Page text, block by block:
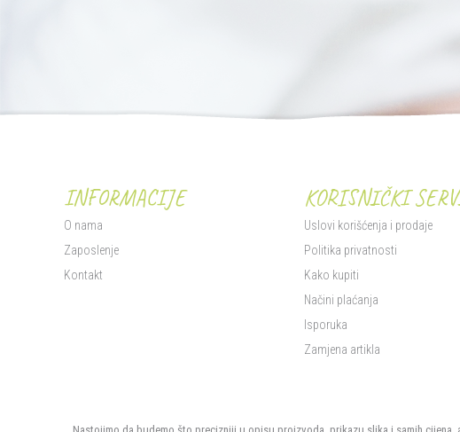
INFORMACIJE
O nama
Zaposlenje
Kontakt
KORISNIČKI
Uslovi korišćenja i prodaje
Politika privatnosti
Kako kupiti
Načini plaćanja
Isporuka
Zamjena artikla